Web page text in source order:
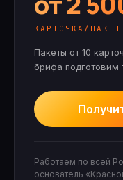
КАРТОЧКА/ПАКЕТ
Пакеты от 10
брифа подготовим
Работаем по всей
основатель